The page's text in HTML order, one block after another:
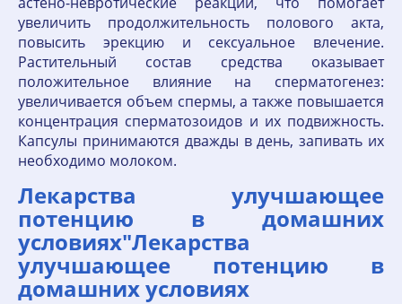
увеличить продолжительность полового акта,
повысить эрекцию и сексуальное влечение.
Растительный состав средства оказывает
положительное влияние на сперматогенез:
увеличивается объем спермы, а также повышается
концентрация сперматозоидов и их подвижность.
Капсулы принимаются дважды в день, запивать их
необходимо молоком.
Лекарства улучшающее
потенцию в домашних
условиях"Лекарства
улучшающее потенцию в
домашних условиях